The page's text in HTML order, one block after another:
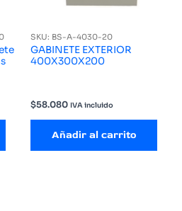
SKU: BS-A-4030-20
GABINETE EXTERIOR
400X300X200
$58.080 IVA incluido
Añadir al carrito